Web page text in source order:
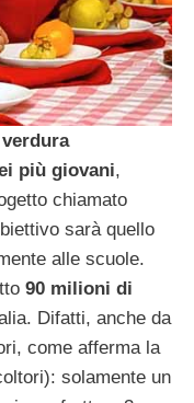
più giovani,
chiamato
sarà quello
alle scuole.
90 milioni di
Difatti, anche da
come afferma la
solamente un